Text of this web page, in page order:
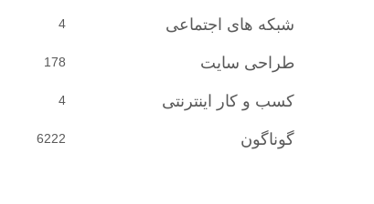
4 شبکه های اجتماعی
178 طراحی سایت
4 کسب و کار اینترنتی
6222 گوناگون